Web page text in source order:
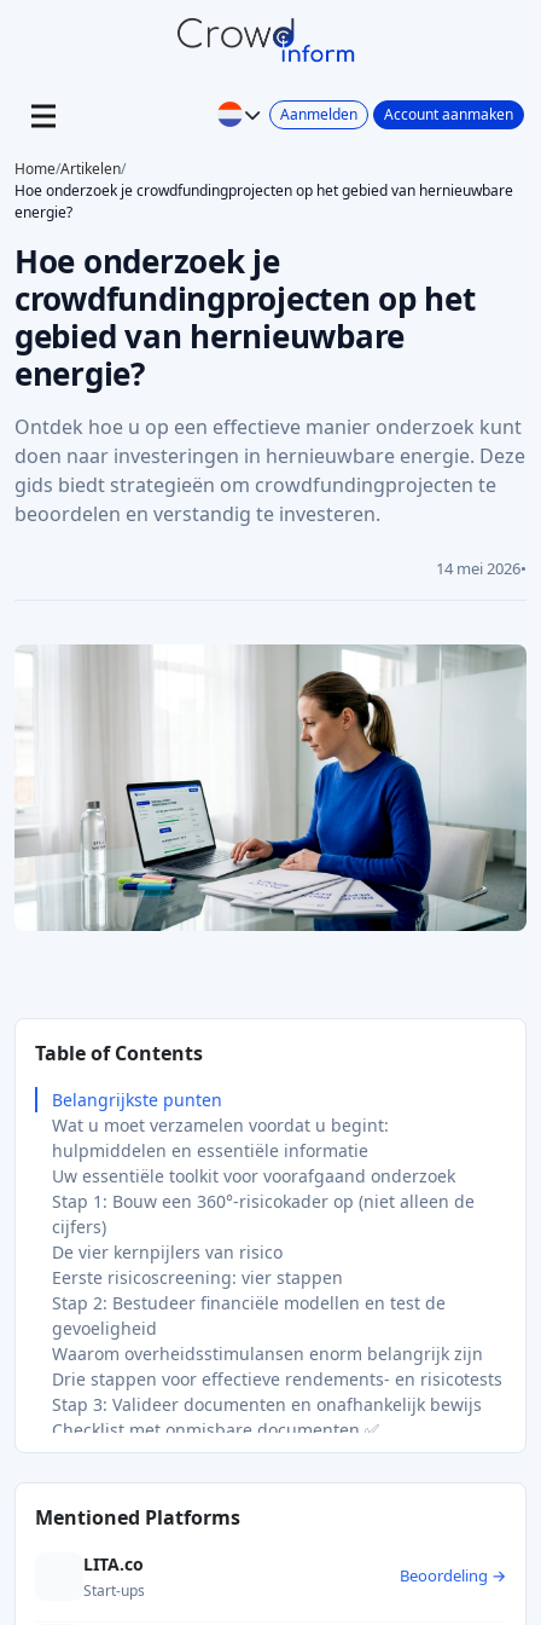
Aanmelden Account aanmaken
Home/Artikelen/
Hoe onderzoek je crowdfundingprojecten op het gebied van hernieuwbare
energie?
Hoe onderzoek je
crowdfundingprojecten op het
gebied van hernieuwbare
energie?
Ontdek hoe u op een effectieve manier onderzoek kunt
doen naar investeringen in hernieuwbare energie. Deze
gids biedt strategieën om crowdfundingprojecten te
beoordelen en verstandig te investeren.
14 mei 2026•
Table of Contents
Belangrijkste punten
Wat u moet verzamelen voordat u begint:
hulpmiddelen en essentiële informatie
Uw essentiële toolkit voor voorafgaand onderzoek
Stap 1: Bouw een 360°-risicokader op (niet alleen de
cijfers)
De vier kernpijlers van risico
Eerste risicoscreening: vier stappen
Stap 2: Bestudeer financiële modellen en test de
gevoeligheid
Waarom overheidsstimulansen enorm belangrijk zijn
Drie stappen voor effectieve rendements- en risicotests
Stap 3: Valideer documenten en onafhankelijk bewijs
Checklist met onmisbare documenten ✅
Lezen van rapporten van onafhankelijke ingenieurs
Stap 4: Controleer het platform, de contracten en de
regelgevende status
Checklist voor platform- en contractverificatie
Wat de meeste beleggers over het hoofd zien bij
onderzoek naar projecten op het gebied van
hernieuwbare energie
Mentioned Platforms
LITA.co
Start-ups
Beoordeling →